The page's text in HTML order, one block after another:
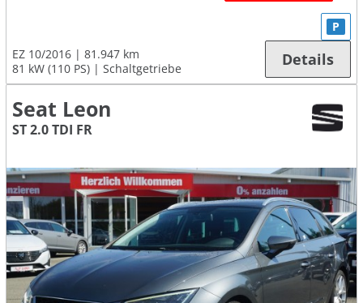
EZ 10/2016
81.947 km
81 kW (110 PS)
Schaltgetriebe
P
Details
Seat Leon
ST 2.0 TDI FR